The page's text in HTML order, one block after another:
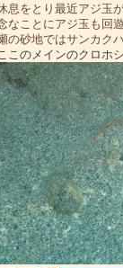
息をとり最近アジ玉
ことにアジ玉も回
砂地ではサンカク
このメインのクロホ